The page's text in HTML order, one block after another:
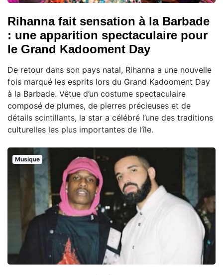
Rihanna fait sensation à la Barbade
: une apparition spectaculaire pour
le Grand Kadooment Day
De retour dans son pays natal, Rihanna a une nouvelle
fois marqué les esprits lors du Grand Kadooment Day
à la Barbade. Vêtue d’un costume spectaculaire
composé de plumes, de pierres précieuses et de
détails scintillants, la star a célébré l’une des traditions
culturelles les plus importantes de l’île.
Musique